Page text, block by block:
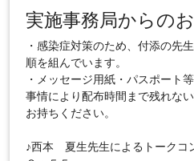
実施事務局からの
・感染症対策のため、付添の先
順を組んでいます。
・メッセージ用紙・パスポート
事情により配布時間まで残れな
お持ちください。
♪西本 夏生先生によるトークコ